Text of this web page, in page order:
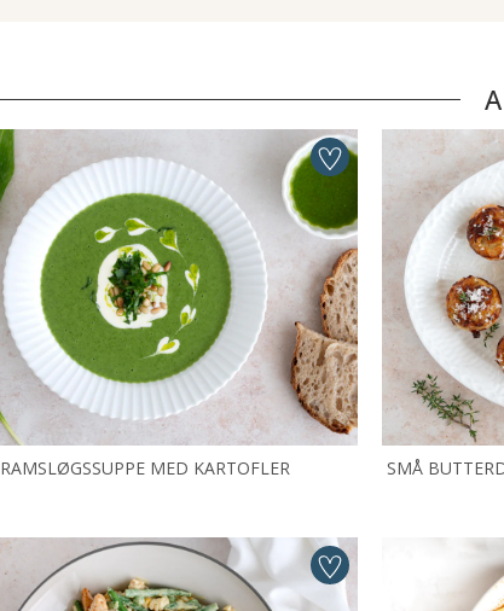
RAMSLØGSSUPPE MED KARTOFLER
SMÅ